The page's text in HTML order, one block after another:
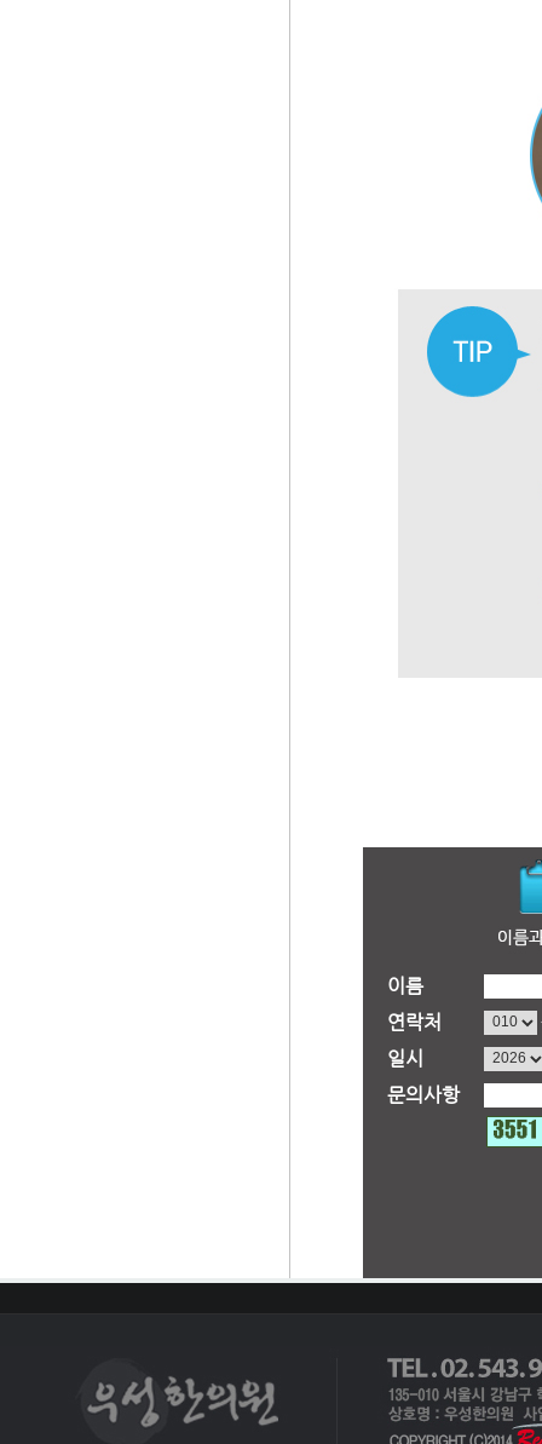
이름
연락처
일시
문의사항